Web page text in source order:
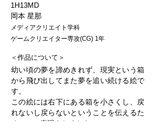
1H13MD
岡本 星那
メディアクリエイト学科
ゲームクリエイター専攻(CG) 1年
＜作品について＞
幼い頃の夢を諦めきれず、現実という箱
から飛び出してまた夢を追い続ける絵で
す。
この絵には右下にある箱を小さくし、戻
れないし戻らないということを伝えるた
めにこの表現をしました。